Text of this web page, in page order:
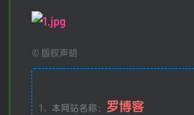
© 版权声明
1、本网站名称： 罗博客